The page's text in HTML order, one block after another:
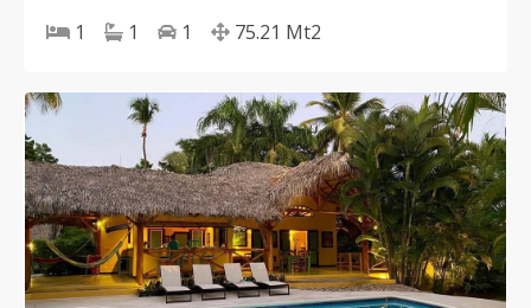
1 1 1 75.21 Mt2